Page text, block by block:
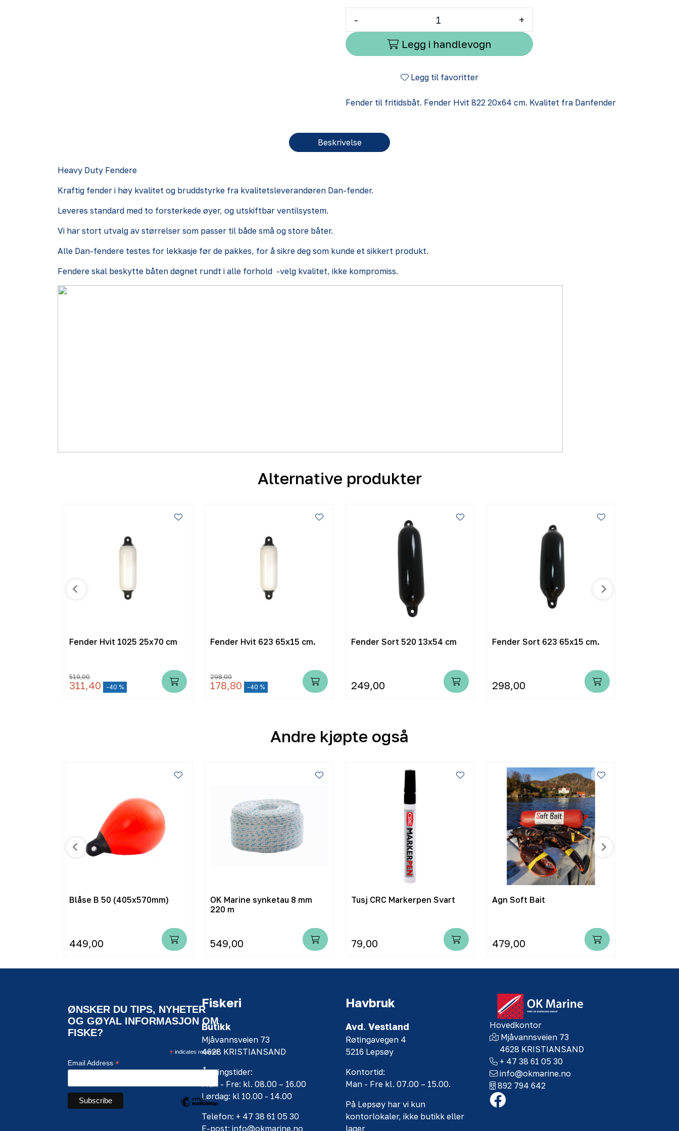
-
+
Legg i handlevogn
Legg til favoritter
Fender til fritidsbåt. Fender Hvit 822 20x64 cm. Kvalitet fra Danfender
Beskrivelse
Heavy Duty Fendere
Kraftig fender i høy kvalitet og bruddstyrke fra kvalitetsleverandøren Dan-fender.
Leveres standard med to forsterkede øyer, og utskiftbar ventilsystem.
Vi har stort utvalg av størrelser som passer til både små og store båter.
Alle Dan-fendere testes for lekkasje før de pakkes, for å sikre deg som kunde et sikkert produkt.
Fendere skal beskytte båten døgnet rundt i alle forhold -velg kvalitet, ikke kompromiss.
Alternative produkter
Fender Hvit 1025 25x70 cm
519,00
311,40 -40 %
Fender Hvit 623 65x15 cm.
298,00
178,80 -40 %
Fender Sort 520 13x54 cm
249,00
Fender Sort 623 65x15 cm.
298,00
Andre kjøpte også
Blåse B 50 (405x570mm)
449,00
OK Marine synketau 8 mm
220 m
549,00
Tusj CRC Markerpen Svart
79,00
Agn Soft Bait
479,00
ØNSKER DU TIPS, NYHETER
OG GØYAL INFORMASJON OM
FISKE?
*indicates required
Email Address *
Fiskeri
Butikk
Mjåvannsveien 73
4628 KRISTIANSAND
Åpningstider:
Man - Fre: kl. 08.00 – 16.00
Lørdag: kl 10.00 - 14.00
Telefon: + 47 38 61 05 30
E-post: info@okmarine.no
Havbruk
Avd. Vestland
Røtingavegen 4
5216 Lepsøy
Kontortid:
Man - Fre kl. 07.00 – 15.00.
På Lepsøy har vi kun
kontorlokaler, ikke butikk eller
lager
Hovedkontor
Mjåvannsveien 73
4628 KRISTIANSAND
+ 47 38 61 05 30
info@okmarine.no
892 794 642